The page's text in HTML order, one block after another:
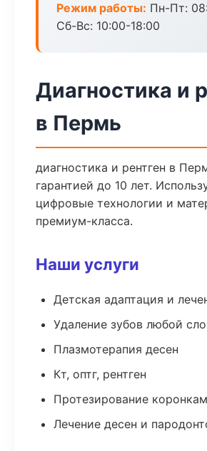
Режим работы: Пн-Пт:
Сб-Вс: 10:00-18:00
Диагностика и
в Пермь
диагностика и рентген в
гарантией до 10 лет.
цифровые технологии и
премиум-класса.
Наши услуги
Детская адаптация и
Удаление зубов любой
Плазмотерапия десен
Кт, оптг, рентген
Протезирование
Лечение десен и